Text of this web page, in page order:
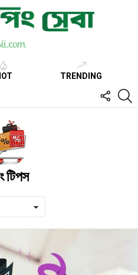
TRENDING
US
টিপস
Latest
stories